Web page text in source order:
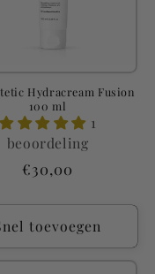
Hydracream Fusion
100 ml
1
beoordeling
Normale
€30,00
toevoegen